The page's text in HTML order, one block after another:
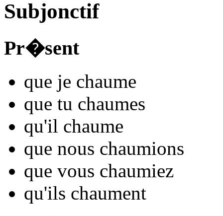
Subjonctif
Pr�sent
que je chaume
que tu chaumes
qu'il chaume
que nous chaumions
que vous chaumiez
qu'ils chaument